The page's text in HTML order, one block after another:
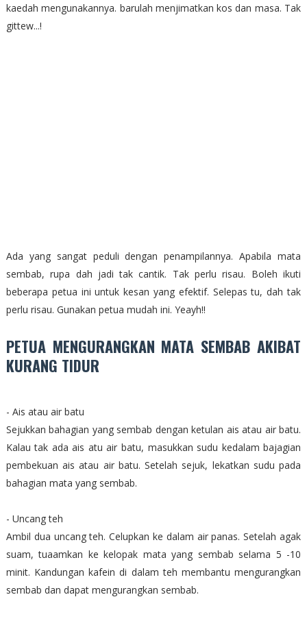
kaedah mengunakannya. barulah menjimatkan kos dan masa. Tak
gittew...!
Ada yang sangat peduli dengan penampilannya. Apabila mata
sembab, rupa dah jadi tak cantik. Tak perlu risau. Boleh ikuti
beberapa petua ini untuk kesan yang efektif. Selepas tu, dah tak
perlu risau. Gunakan petua mudah ini. Yeayh!!
PETUA MENGURANGKAN MATA SEMBAB AKIBAT
KURANG TIDUR
- Ais atau air batu
Sejukkan bahagian yang sembab dengan ketulan ais atau air batu.
Kalau tak ada ais atu air batu, masukkan sudu kedalam bajagian
pembekuan ais atau air batu. Setelah sejuk, lekatkan sudu pada
bahagian mata yang sembab.
- Uncang teh
Ambil dua uncang teh. Celupkan ke dalam air panas. Setelah agak
suam, tuaamkan ke kelopak mata yang sembab selama 5 -10
minit. Kandungan kafein di dalam teh membantu mengurangkan
sembab dan dapat mengurangkan sembab.